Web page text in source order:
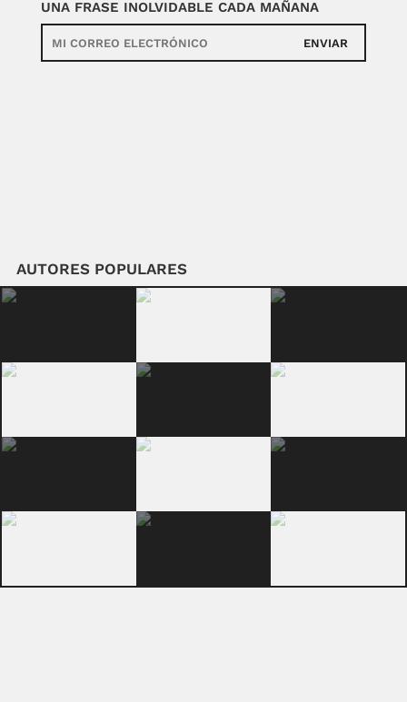
UNA FRASE INOLVIDABLE CADA MAÑANA
ENVIAR
AUTORES POPULARES